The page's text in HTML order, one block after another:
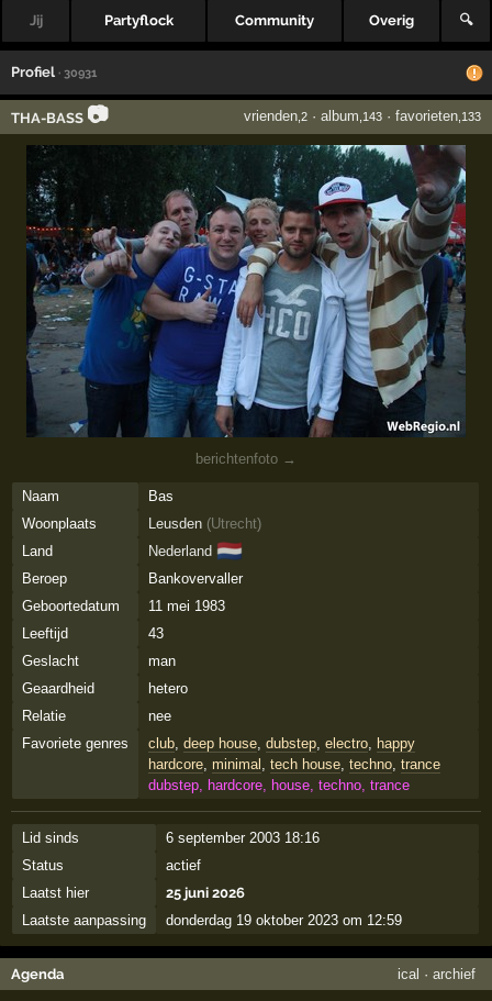
Jij Partyflock Community Overig 🔍
Profiel · 30931
THA-BASS 📷 vrienden,2· album ,143· favorieten,133
berichtenfoto →
Naam
Bas
Woonplaats
Leusden (Utrecht)
Land
Nederland 🇳🇱
Beroep
Bankovervaller
Geboortedatum
11 mei 1983
Leeftijd
43
Geslacht
man
Geaardheid
hetero
Relatie
nee
Favoriete genres
club, deep house, dubstep, electro, happy
hardcore, minimal tech house, techno, trance
dubstep, hardcore, house, techno, trance
Lid sinds
6 september 2003 18:16
Status
actief
Laatst hier
25 juni 2026
Laatste aanpassing
donderdag 19 oktober 2023 om 12:59
Agenda ical · archief